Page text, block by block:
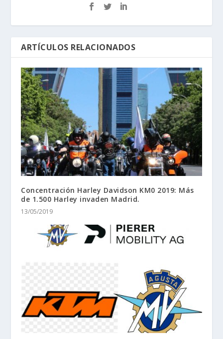
ARTÍCULOS RELACIONADOS
Concentración Harley Davidson KM0 2019: Más
de 1.500 Harley invaden Madrid.
13/05/2019